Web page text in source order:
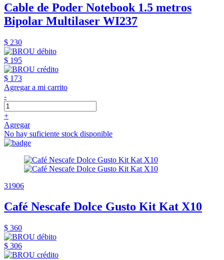
Cable de Poder Notebook 1.5 metros
Bipolar Multilaser WI237
$ 230
$ 195
$ 173
Agregar a mi carrito
-
+
Agregar
No hay suficiente stock disponible
31906
Café Nescafe Dolce Gusto Kit Kat X10
$ 360
$ 306